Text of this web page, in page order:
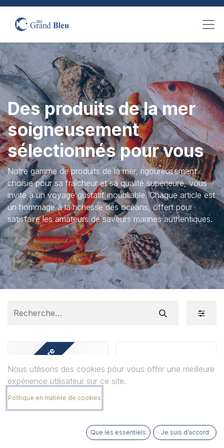
Des produits de la mer
soigneusement
sélectionnés pour vous
Notre gamme de produits de la mer, rigoureusement
choisie pour sa fraîcheur et sa qualité supérieure, vous
invite à un voyage gustatif inoubliable. Chaque article est
un hommage à la richesse des océans, offert pour
satisfaire les amateurs de saveurs marines authentiques.
Produit phare
Nous utilisons des cookies pour vous offrir une meilleure
expérience utilisateur sur ce site.
Politique en matière de cookies
Que les essentiels Je suis d'accord